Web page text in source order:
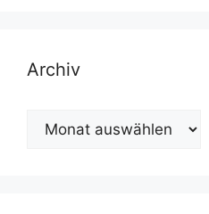
Archiv
Archiv